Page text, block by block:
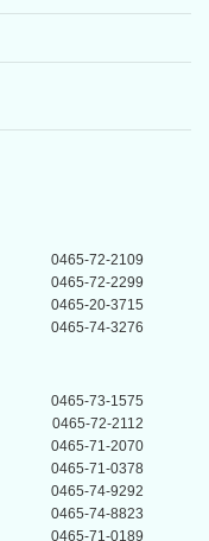
0465-72-2109
0465-72-2299
0465-20-3715
0465-74-3276
0465-73-1575
0465-72-2112
0465-71-2070
0465-71-0378
0465-74-9292
0465-74-8823
0465-71-0189